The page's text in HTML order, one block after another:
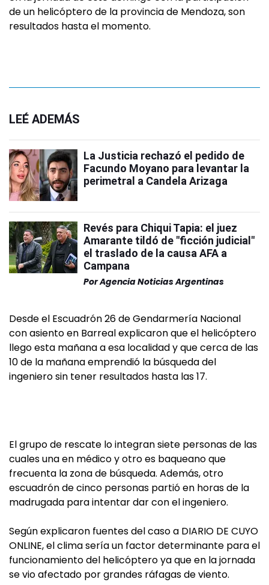
de un helicóptero de la provincia de Mendoza, son
resultados hasta el momento.
LEÉ ADEMÁS
La Justicia rechazó el pedido de
Facundo Moyano para levantar la
perimetral a Candela Arizaga
Revés para Chiqui Tapia: el juez
Amarante tildó de "ficción judicial"
el traslado de la causa AFA a
Campana
PorAgencia Noticias Argentinas
Desde el Escuadrón 26 de Gendarmería Nacional
con asiento en Barreal explicaron que el helicóptero
llego esta mañana a esa localidad y que cerca de las
10 de la mañana emprendió la búsqueda del
ingeniero sin tener resultados hasta las 17.
El grupo de rescate lo integran siete personas de las
cuales una en médico y otro es baqueano que
frecuenta la zona de búsqueda. Además, otro
escuadrón de cinco personas partió en horas de la
madrugada para intentar dar con el ingeniero.
Según explicaron fuentes del caso a DIARIO DE CUYO
ONLINE, el clima sería un factor determinante para el
funcionamiento del helicóptero ya que en la jornada
se vio afectado por grandes ráfagas de viento.